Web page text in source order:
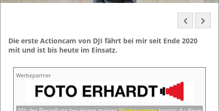
Die erste Actioncam von DJI fährt bei mir seit Ende 2020
mit und ist bis heute im Einsatz.
Werbepartner